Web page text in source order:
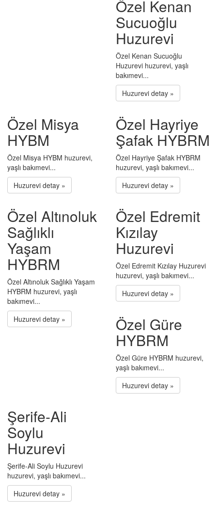
Özel Kenan
Sucuoğlu
Huzurevi
Özel Kenan Sucuoğlu
Huzurevi huzurevi, yaşlı
bakımevi...
Huzurevi detay »
Özel Misya
HYBM
Özel Misya HYBM huzurevi,
yaşlı bakımevi...
Huzurevi detay »
Özel Hayriye
Şafak HYBRM
Özel Hayriye Şafak HYBRM
huzurevi, yaşlı bakımevi...
Huzurevi detay »
Özel Altınoluk
Sağlıklı
Yaşam
HYBRM
Özel Altınoluk Sağlıklı Yaşam
HYBRM huzurevi, yaşlı
bakımevi...
Huzurevi detay »
Özel Edremit
Kızılay
Huzurevi
Özel Edremit Kızılay Huzurevi
huzurevi, yaşlı bakımevi...
Huzurevi detay »
Özel Güre
HYBRM
Özel Güre HYBRM huzurevi,
yaşlı bakımevi...
Huzurevi detay »
Şerife-Ali
Soylu
Huzurevi
Şerife-Ali Soylu Huzurevi
huzurevi, yaşlı bakımevi...
Huzurevi detay »